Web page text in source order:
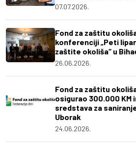
07.07.2026.
Fond za zaštitu
konferenciji „Peti
zaštite okoliša“ u
26.06.2026.
Fond za zaštitu
osigurao 300.000 KM
sredstava za
Uborak
24.06.2026.